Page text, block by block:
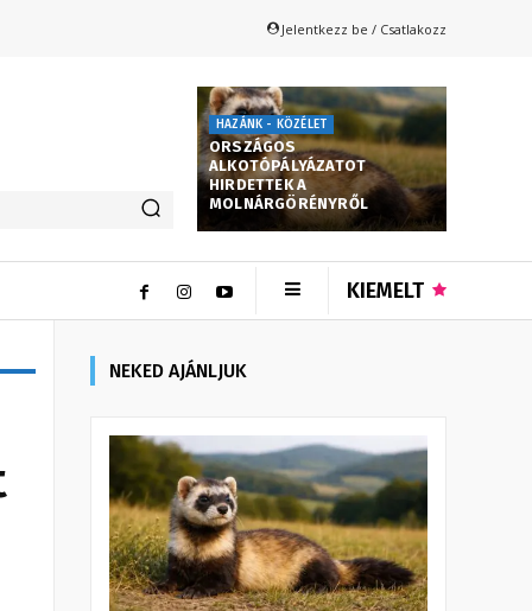
Jelentkezz be / Csatlakozz
HAZÁNK - KÖZÉLET
ORSZÁGOS
ALKOTÓPÁLYÁZATOT
HIRDETTEK A
MOLNÁRGÖRÉNYRŐL
KIEMELT
NEKED AJÁNLJUK